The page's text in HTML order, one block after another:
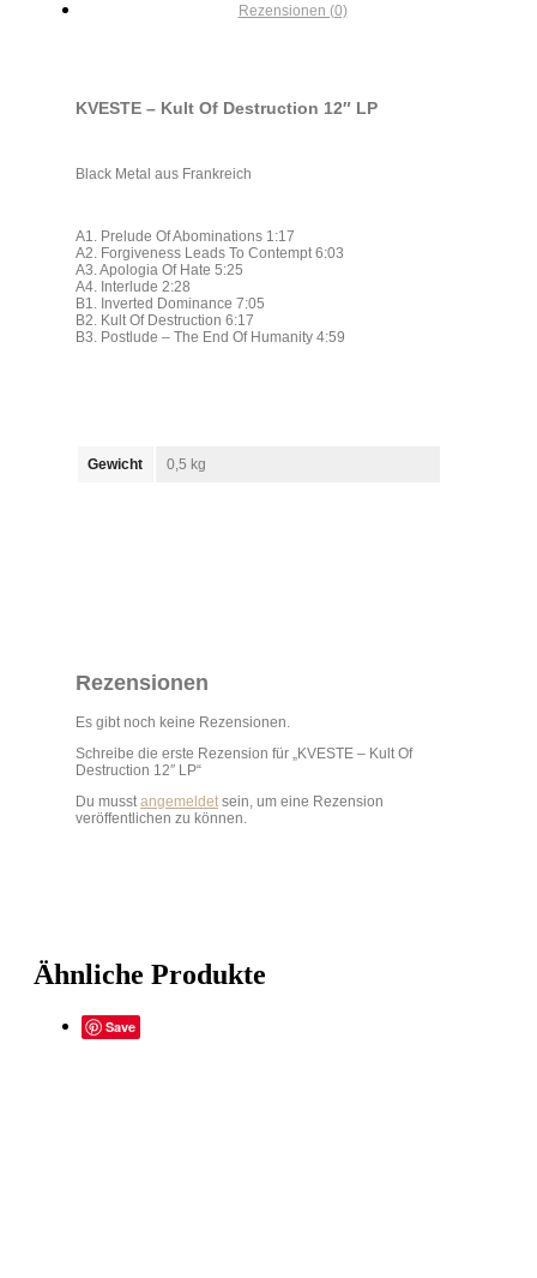
Rezensionen (0)
KVESTE – Kult Of Destruction 12″ LP
Black Metal aus Frankreich
A1. Prelude Of Abominations 1:17
A2. Forgiveness Leads To Contempt 6:03
A3. Apologia Of Hate 5:25
A4. Interlude 2:28
B1. Inverted Dominance 7:05
B2. Kult Of Destruction 6:17
B3. Postlude – The End Of Humanity 4:59
Gewicht 0,5 kg
Rezensionen
Es gibt noch keine Rezensionen.
Schreibe die erste Rezension für „KVESTE – Kult Of
Destruction 12″ LP“
Du musstangemeldetsein, um eine Rezension
veröffentlichen zu können.
Ähnliche Produkte
Save